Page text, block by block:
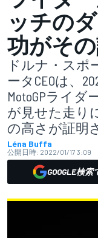
ッチの
功がそ
ドルナ・スポ
ータCEOは、
MotoGPライ
が見せた走り
の高さが証明
Léna Buffa
公開日時: 2022/01/17 3:09
GOOGLE検索